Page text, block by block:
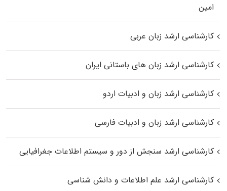
اﻣﻴﻦ
کارشناسی ارشد زبان عربی
کارشناسی ارشد زبان‌ های باستانی ایران
کارشناسی ارشد زبان و ادبیات اردو
کارشناسی ارشد زبان و ادبیات فارسی
کارشناسی ارشد سنجش از دور و سیستم اطلاعات جغرافیایی
کارشناسی ارشد علم اطلاعات و دانش شناسی